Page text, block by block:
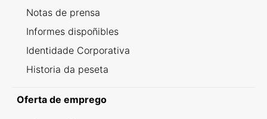
Notas de prensa
Informes dispoñibles
Identidade Corporativa
Historia da peseta
Oferta de emprego